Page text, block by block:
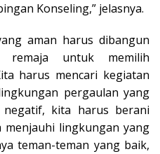
Konseling,” jelasnya.
aman harus dibangun
remaja untuk memilih
harus mencari kegiatan
pergaulan yang
kita harus berani
menjauhi lingkungan yang
teman-teman yang baik,